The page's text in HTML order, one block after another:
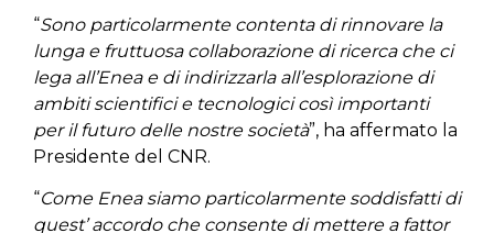
“Sono particolarmente contenta di rinnovare la
lunga e fruttuosa collaborazione di ricerca che ci
lega all’Enea e di indirizzarla all’esplorazione di
ambiti scientifici e tecnologici così importanti
per il futuro delle nostre società”, ha affermato la
Presidente del CNR.
“Come Enea siamo particolarmente soddisfatti di
quest’ accordo che consente di mettere a fattor